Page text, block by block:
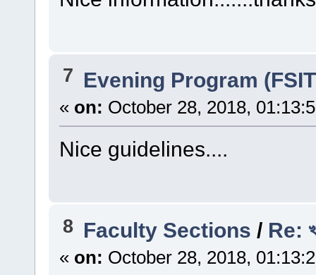
7 Evening Program
« on: October 28, 2018,
Nice guidelines....
8 Faculty Sections / Re:
« on: October 28, 2018,